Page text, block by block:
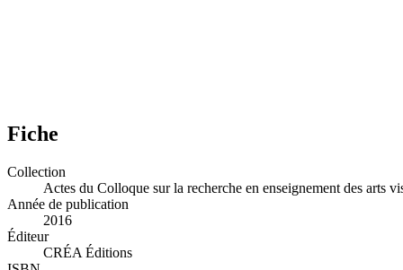
Fiche
Collection
Actes du Colloque sur la recherche en enseignement des arts
Année de publication
2016
Éditeur
CRÉA Éditions